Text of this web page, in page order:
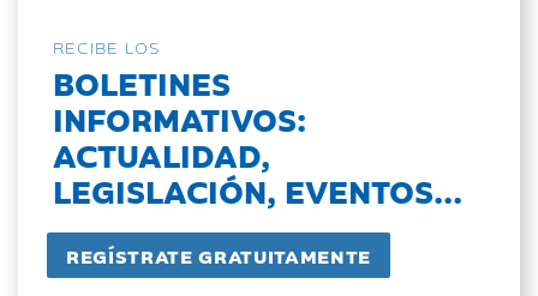
RECIBE LOS
BOLETINES
INFORMATIVOS:
ACTUALIDAD,
LEGISLACIÓN, EVENTOS...